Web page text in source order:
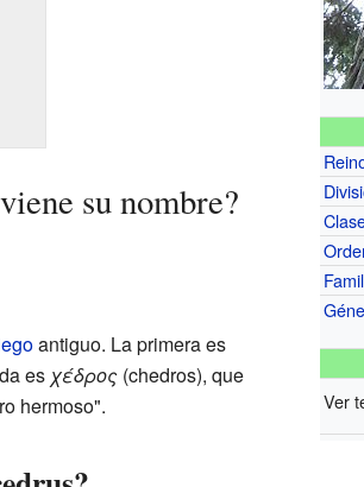
Ver
su nombre?
antiguo. La primera es
es χέδρος(chedros), que
hermoso".